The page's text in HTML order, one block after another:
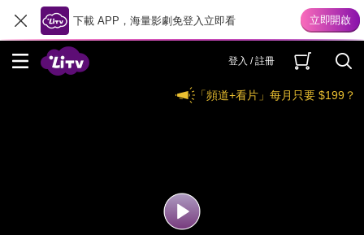
下載 APP，海量影劇免登入立即看
登入 / 註冊
「頻道+看片」每月只要 $199？